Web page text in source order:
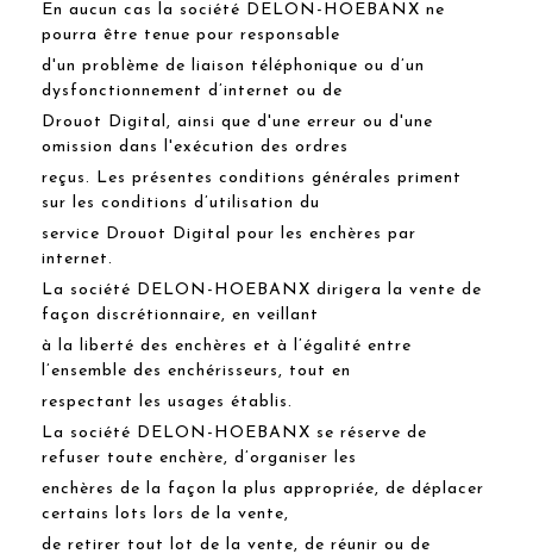
En aucun cas la société DELON-HOEBANX ne
pourra être tenue pour responsable
d'un problème de liaison téléphonique ou d’un
dysfonctionnement d’internet ou de
Drouot Digital, ainsi que d'une erreur ou d'une
omission dans l'exécution des ordres
reçus. Les présentes conditions générales priment
sur les conditions d’utilisation du
service Drouot Digital pour les enchères par
internet.
La société DELON-HOEBANX dirigera la vente de
façon discrétionnaire, en veillant
à la liberté des enchères et à l’égalité entre
l’ensemble des enchérisseurs, tout en
respectant les usages établis.
La société DELON-HOEBANX se réserve de
refuser toute enchère, d’organiser les
enchères de la façon la plus appropriée, de déplacer
certains lots lors de la vente,
de retirer tout lot de la vente, de réunir ou de